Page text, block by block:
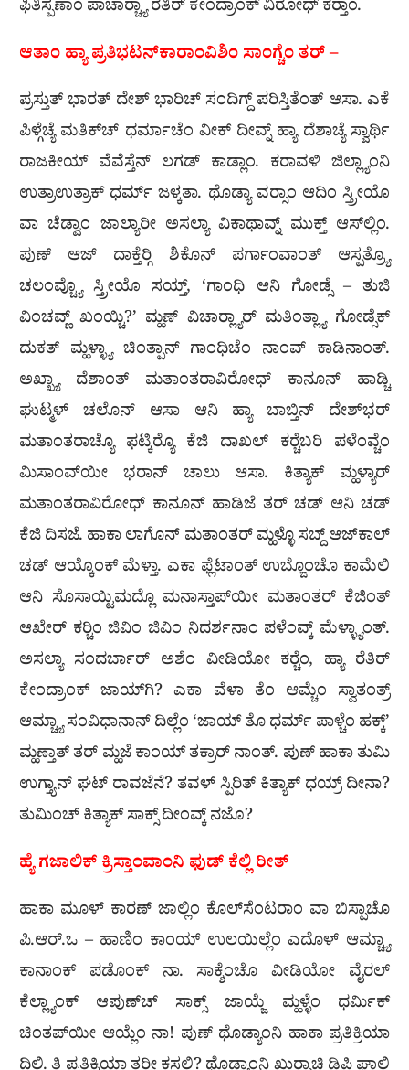
ಫಿತಿಸ್ಪಣಾಂ ಪಾಚಾರ‍್ಚ್ಯಾ ರೆತಿರ್ ಕೇಂದ್ರಾಂಕ್ ವಿರೋಧ್ ಕರ‍್ತಾಂ.
ಆತಾಂ ಹ್ಯಾ ಪ್ರತಿಭಟನ್‌ಕಾರಾಂವಿಶಿಂ ಸಾಂಗ್ಚೆಂ ತರ್ –
ಪ್ರಸ್ತುತ್ ಭಾರತ್ ದೇಶ್ ಭಾರಿಚ್ ಸಂದಿಗ್ದ್ ಪರಿಸ್ತಿತೆಂತ್ ಆಸಾ. ಎಕೆ
ಪಿಳ್ಗೆಚ್ಯೆ ಮತಿಕ್‌ಚ್ ಧರ್ಮಾಚೆಂ ವೀಕ್ ದೀವ್ನ್ ಹ್ಯಾ ದೆಶಾಚ್ಯೆ ಸ್ವಾರ್ಥಿ
ರಾಜಕೀಯ್ ವೆವೆಸ್ತೆನ್ ಲಗಡ್ ಕಾಡ್ಲಾಂ. ಕರಾವಳಿ ಜಿಲ್ಲ್ಯಾಂನಿ
ಉತ್ರಾಉತ್ರಾಕ್ ಧರ್ಮ್ ಜಳ್ಕತಾ. ಥೊಡ್ಯಾ ವರ‍್ಸಾಂ ಆದಿಂ ಸ್ತ್ರೀಯೊ
ವಾ ಚೆಡ್ವಾಂ ಜಾಲ್ಯಾರೀ ಅಸಲ್ಯಾ ವಿಕಾಥಾವ್ನ್ ಮುಕ್ತ್ ಆಸ್‌ಲ್ಲಿಂ.
ಪುಣ್ ಆಜ್ ದಾಕ್ತೆರ‍್ಗಿ ಶಿಕೊನ್ ಪರ್ಗಾಂವಾಂತ್ ಆಸ್ಪತ್ರ್ಯೊ
ಚಲಂವ್ಚ್ಯೊ ಸ್ತ್ರೀಯೊ ಸಯ್ತ್, ‘ಗಾಂಧಿ ಆನಿ ಗೋಡ್ಸೆ – ತುಜಿ
ವಿಂಚವ್ಣ್ ಖಂಯ್ಚಿ?’ ಮ್ಹಣ್ ವಿಚಾರ‍್ಲ್ಯಾರ್ ಮತಿಂತ್ಲ್ಯಾ ಗೋಡ್ಸೆಕ್
ದುಕತ್ ಮ್ಹಳ್ಳ್ಯಾ ಚಿಂತ್ಪಾನ್ ಗಾಂಧಿಚೆಂ ನಾಂವ್ ಕಾಡಿನಾಂತ್.
ಅಖ್ಖ್ಯಾ ದೆಶಾಂತ್ ಮತಾಂತರಾವಿರೋಧ್ ಕಾನೂನ್ ಹಾಡ್ಚಿ
ಘುಟ್ಮಳ್ ಚಲೊನ್ ಆಸಾ ಆನಿ ಹ್ಯಾ ಬಾಬ್ತಿನ್ ದೇಶ್‌ಭರ್
ಮತಾಂತರಾಚ್ಯೊ ಫಟ್ಕಿರ‍್ಯೊ ಕೆಜಿ ದಾಖಲ್ ಕರ‍್ಚೆಬರಿ ಪಳೆಂವ್ಚೆಂ
ಮಿಸಾಂವ್‌ಯೀ ಭರಾನ್ ಚಾಲು ಆಸಾ. ಕಿತ್ಯಾಕ್ ಮ್ಹಳ್ಯಾರ್
ಮತಾಂತರಾವಿರೋಧ್ ಕಾನೂನ್ ಹಾಡಿಜೆ ತರ್ ಚಡ್ ಆನಿ ಚಡ್
ಕೆಜಿ ದಿಸಜೆ. ಹಾಕಾ ಲಾಗೊನ್ ಮತಾಂತರ್ ಮ್ಹಳ್ಳೊ ಸಬ್ದ್ ಆಜ್‌ಕಾಲ್
ಚಡ್ ಆಯ್ಕೊಂಕ್ ಮೆಳ್ತಾ. ಎಕಾ ಫ್ಲೆಟಾಂತ್ ಉಬ್ಜೊಂಚೊ ಕಾಮೆಲಿ
ಆನಿ ಸೊಸಾಯ್ಟಿಮದ್ಲೊ ಮನಾಸ್ತಾಪ್‌ಯೀ ಮತಾಂತರ್ ಕೆಜಿಂತ್
ಆಖೇರ್ ಕರ‍್ಚಿಂ ಜಿವಿಂ ಜಿವಿಂ ನಿದರ್ಶನಾಂ ಪಳೆಂವ್ಕ್ ಮೆಳ್ಳ್ಯಾಂತ್.
ಅಸಲ್ಯಾ ಸಂದರ್ಬಾರ್ ಅಶೆಂ ವೀಡಿಯೋ ಕರ‍್ಚೆಂ, ಹ್ಯಾ ರೆತಿರ್
ಕೇಂದ್ರಾಂಕ್ ಜಾಯ್‌ಗಿ? ಎಕಾ ವೆಳಾ ತೆಂ ಆಮ್ಚೆಂ ಸ್ವಾತಂತ್ರ್
ಆಮ್ಚ್ಯಾ ಸಂವಿಧಾನಾನ್ ದಿಲ್ಲೆಂ ‘ಜಾಯ್ ತೊ ಧರ್ಮ್ ಪಾಳ್ಚೆಂ ಹಕ್ಕ್’
ಮ್ಹಣ್ತಾತ್ ತರ್ ಮ್ಹಜೆ ಕಾಂಯ್ ತಕ್ರಾರ್ ನಾಂತ್. ಪುಣ್ ಹಾಕಾ ತುಮಿ
ಉಗ್ತ್ಯಾನ್ ಘಟ್ ರಾವಜೆನೆ? ತವಳ್ ಸ್ಪಿರಿತ್ ಕಿತ್ಯಾಕ್ ಧಯ್ರ್ ದೀನಾ?
ತುಮಿಂಚ್ ಕಿತ್ಯಾಕ್ ಸಾಕ್ಸ್ ದೀಂವ್ಕ್ ನಜೊ?
ಹ್ಯೆ ಗಜಾಲಿಕ್ ಕ್ರಿಸ್ತಾಂವಾಂನಿ ಫುಡ್ ಕೆಲ್ಲಿ ರೀತ್
ಹಾಕಾ ಮೂಳ್ ಕಾರಣ್ ಜಾಲ್ಲಿಂ ಕೊಲ್‌ಸೆಂಟರಾಂ ವಾ ಬಿಸ್ಪಾಚೊ
ಪಿ.ಆರ್.ಒ – ಹಾಣಿಂ ಕಾಂಯ್ ಉಲಯಿಲ್ಲೆಂ ಎದೊಳ್ ಆಮ್ಚ್ಯಾ
ಕಾನಾಂಕ್ ಪಡೊಂಕ್ ನಾ. ಸಾಕ್ಶೆಂಚೊ ವೀಡಿಯೋ ವೈರಲ್
ಕೆಲ್ಲ್ಯಾಂಕ್ ಆಪುಣ್‌ಚ್ ಸಾಕ್ಸ್ ಜಾಯ್ಜೆ ಮ್ಹಳ್ಳೆಂ ಧರ್ಮಿಕ್
ಚಿಂತಪ್‌ಯೀ ಆಯ್ಲೆಂ ನಾ! ಪುಣ್ ಥೊಡ್ಯಾಂನಿ ಹಾಕಾ ಪ್ರತಿಕ್ರಿಯಾ